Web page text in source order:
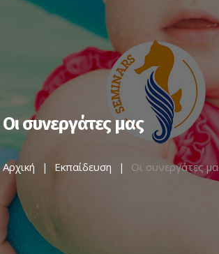
Οι συνεργάτες μας
Αρχική Εκπαίδευση Οι συνεργάτες